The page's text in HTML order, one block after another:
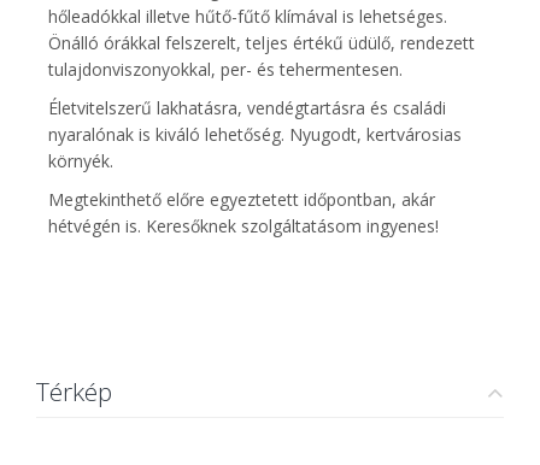
hőleadókkal illetve hűtő-fűtő klímával is lehetséges.
Önálló órákkal felszerelt, teljes értékű üdülő, rendezett
tulajdonviszonyokkal, per- és tehermentesen.
Életvitelszerű lakhatásra, vendégtartásra és családi
nyaralónak is kiváló lehetőség. Nyugodt, kertvárosias
környék.
Megtekinthető előre egyeztetett időpontban, akár
hétvégén is. Keresőknek szolgáltatásom ingyenes!
Térkép